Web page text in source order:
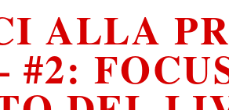
ALLA
#2: